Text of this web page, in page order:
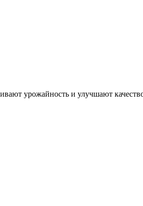
урожайность и улучшают